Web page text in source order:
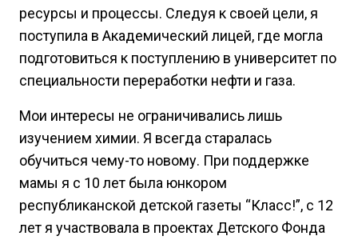
ресурсы и процессы. Следуя к своей цели, я
поступила в Академический лицей, где могла
подготовиться к поступлению в университет по
специальности переработки нефти и газа.
Мои интересы не ограничивались лишь
изучением химии. Я всегда старалась
обучиться чему-то новому. При поддержке
мамы я с 10 лет была юнкором
республиканской детской газеты “Класс!”, с 12
лет я участвовала в проектах Детского Фонда